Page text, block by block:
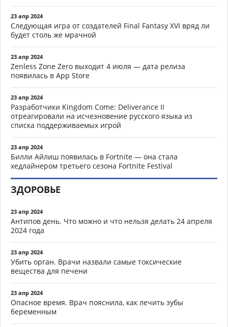
23 апр 2024
Следующая игра от создателей Final Fantasy XVI вряд ли
будет столь же мрачной
23 апр 2024
Zenless Zone Zero выходит 4 июля — дата релиза
появилась в App Store
23 апр 2024
Разработчики Kingdom Come: Deliverance II
отреагировали на исчезновение русского языка из
списка поддерживаемых игрой
23 апр 2024
Билли Айлиш появилась в Fortnite — она стала
хедлайнером третьего сезона Fortnite Festival
ЗДОРОВЬЕ
23 апр 2024
Антипов день. Что можно и что нельзя делать 24 апреля
2024 года
23 апр 2024
Убить орган. Врачи назвали самые токсические
вещества для печени
23 апр 2024
Опасное время. Врач пояснила, как лечить зубы
беременным